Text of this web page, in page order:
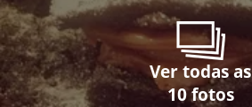
Ver todas as
10 fotos
Ver todas as
10 fotos
Ver todas as
10 fotos
Ver todas as
10 fotos
Ver todas as
10 fotos
Ver todas as
10 fotos
Ver todas as
10 fotos
Ver todas as
10 fotos
Ver todas as
10 fotos
Ver todas as
10 fotos